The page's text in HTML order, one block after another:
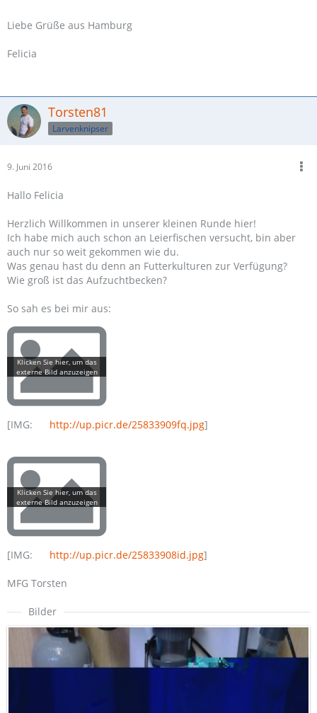
Liebe Grüße aus Hamburg
Felicia
Torsten81
Larvenknipser
9. Juni 2016
Hallo Felicia
Herzlich Willkommen in unserer kleinen Runde hier!
Ich habe mich auch schon an Leierfischen versucht, bin aber
auch nur so weit gekommen wie du.
Was genau hast du denn an Futterkulturen zur Verfügung?
Wie groß ist das Aufzuchtbecken?
So sah es bei mir aus:
[IMG: http://up.picr.de/25833909fq.jpg]
[IMG: http://up.picr.de/25833908id.jpg]
MFG Torsten
Bilder